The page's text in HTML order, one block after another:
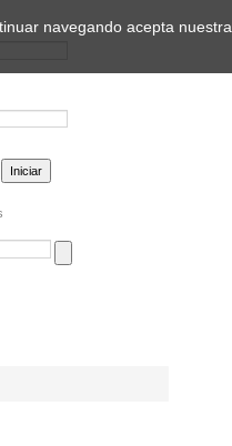
navegando acepta nuestra